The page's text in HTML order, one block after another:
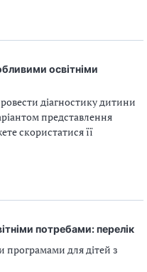
освітніми
діагностику дитини
представлення
скористатися її
потребами: перелік
для дітей з